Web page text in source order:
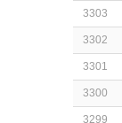
3303
3302
3301
3300
3299